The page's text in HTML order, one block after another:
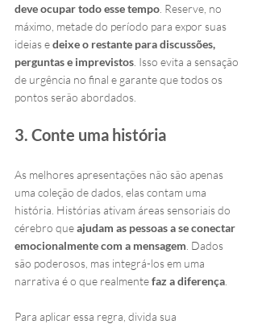
deve ocupar todo esse tempo . Reserve, no
máximo, metade do período para expor suas
ideias e deixe o restante para discussões,
perguntas e imprevistos . Isso evita a sensação
de urgência no final e garante que todos os
pontos serão abordados.
3. Conte uma história
As melhores apresentações não são apenas
uma coleção de dados, elas contam uma
história. Histórias ativam áreas sensoriais do
cérebro que ajudam as pessoas a se conectar
emocionalmente com a mensagem . Dados
são poderosos, mas integrá-los em uma
narrativa é o que realmente faz a diferença
Para aplicar essa regra, divida sua